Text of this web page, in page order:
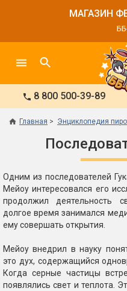
МАГАЗИН
8 800 500-39-89
Главная Энциклопедия
Одним из последователей
Мейоу интересовался его
продолжил деятельность
долгое время занимался
ему совершать открытия.
Мейоу внедрил в науку
это дух, содержащийся
Когда серные частицы
появлялись свет и теплота.